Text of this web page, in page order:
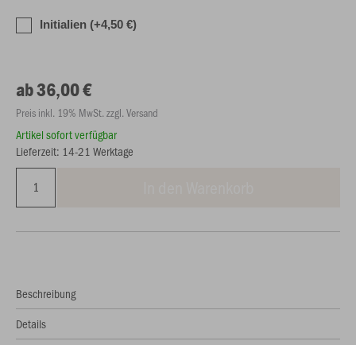
Initialien (+4,50 €)
ab 36,00 €
Preis inkl. 19% MwSt. zzgl. Versand
Artikel sofort verfügbar
Lieferzeit: 14-21 Werktage
Beschreibung
Details